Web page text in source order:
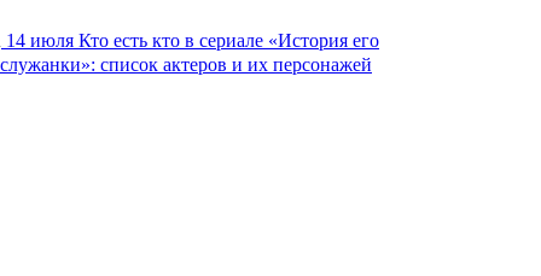
14 июля Кто есть кто в сериале «История его
служанки»: список актеров и их персонажей